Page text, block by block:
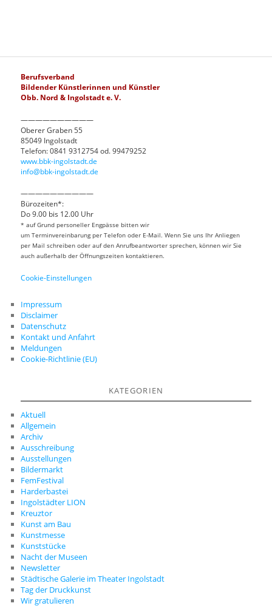
Berufsverband
Bildender Künstlerinnen und Künstler
Obb. Nord & Ingolstadt e. V.
——————————
Oberer Graben 55
85049 Ingolstadt
Telefon: 0841 9312754 od. 99479252
www.bbk-ingolstadt.de
info@bbk-ingolstadt.de
——————————
Bürozeiten*:
Do 9.00 bis 12.00 Uhr
* auf Grund personeller Engpässe bitten wir
um Terminvereinbarung per Telefon oder E-Mail. Wenn Sie uns Ihr Anliegen
per Mail schreiben oder auf den Anrufbeantworter sprechen, können wir Sie
auch außerhalb der Öffnungszeiten kontaktieren.
Cookie-Einstellungen
Impressum
Disclaimer
Datenschutz
Kontakt und Anfahrt
Meldungen
Cookie-Richtlinie (EU)
KATEGORIEN
Aktuell
Allgemein
Archiv
Ausschreibung
Ausstellungen
Bildermarkt
FemFestival
Harderbastei
Ingolstädter LION
Kreuztor
Kunst am Bau
Kunstmesse
Kunststücke
Nacht der Museen
Newsletter
Städtische Galerie im Theater Ingolstadt
Tag der Druckkunst
Wir gratulieren